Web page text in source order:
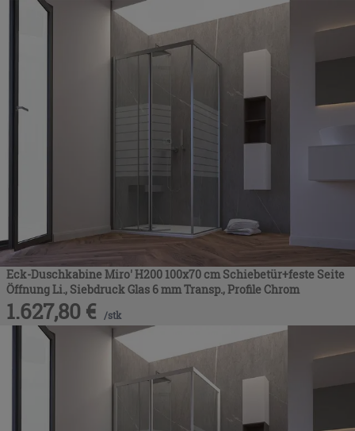
Eck-Duschkabine Miro' H200 100x70 cm Schiebetür+feste Seite
Öffnung Li., Siebdruck Glas 6 mm Transp., Profile Chrom
1.627,80 € /stk